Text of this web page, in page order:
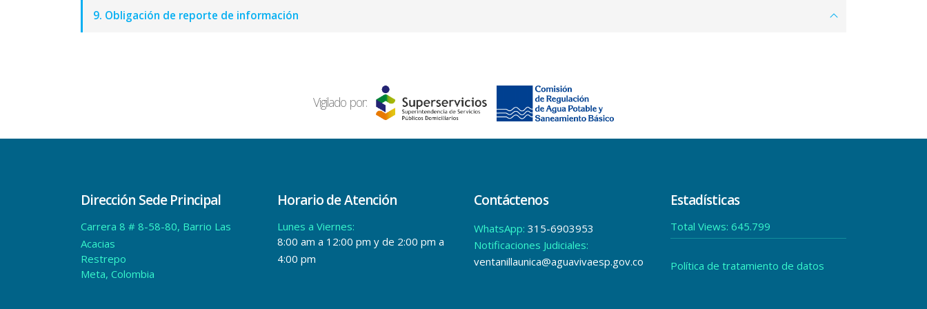
9. Obligación de reporte de información
Vigilado por:
Dirección Sede Principal
Carrera 8 # 8-58-80, Barrio Las
Acacias
Restrepo
Meta, Colombia
Horario de Atención
Lunes a Viernes:
8:00 am a 12:00 pm y de 2:00 pm a
4:00 pm
Contáctenos
WhatsApp: 315-6903953
Notificaciones Judiciales:
ventanillaunica@aguavivaesp.gov.co
Estadísticas
Total Views: 645.799
Política de tratamiento de datos